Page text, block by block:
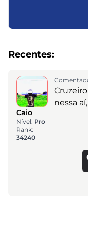
Recentes:
Caio
Nível: Pro
Rank:
34240
nessa